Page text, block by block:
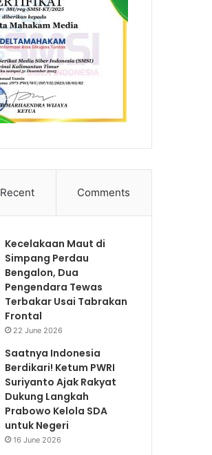
Recent Comments
Kecelakaan Maut di
Simpang Perdau
Bengalon, Dua
Pengendara Tewas
Terbakar Usai Tabrakan
Frontal
22 June 2026
Saatnya Indonesia
Berdikari! Ketum PWRI
Suriyanto Ajak Rakyat
Dukung Langkah
Prabowo Kelola SDA
untuk Negeri
16 June 2026